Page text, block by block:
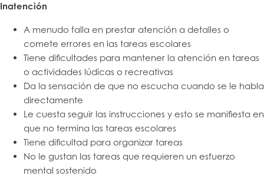
Inatención
A menudo falla en prestar atención a detalles o
comete errores en las tareas escolares
Tiene dificultades para mantener la atención en tareas
o actividades lúdicas o recreativas
Da la sensación de que no escucha cuando se le habla
directamente
Le cuesta seguir las instrucciones y esto se manifiesta en
que no termina las tareas escolares
Tiene dificultad para organizar tareas
No le gustan las tareas que requieren un esfuerzo
mental sostenido